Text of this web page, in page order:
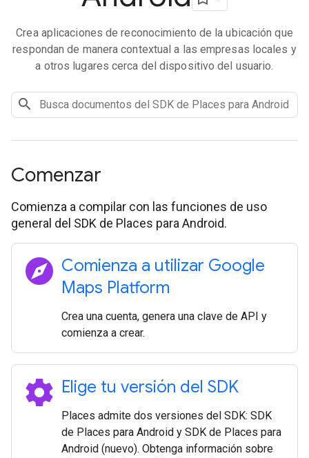
Crea aplicaciones de reconocimiento de la ubicación que
respondan de manera contextual a las empresas locales y
a otros lugares cerca del dispositivo del usuario.
Comenzar
Comienza a compilar con las funciones de uso
general del SDK de Places para Android.
explore Comienza a utilizar Google
Maps Platform
Crea una cuenta, genera una clave de API y
comienza a crear.
settings Elige tu versión del SDK
Places admite dos versiones del SDK: SDK
de Places para Android y SDK de Places para
Android (nuevo). Obtenga información sobre